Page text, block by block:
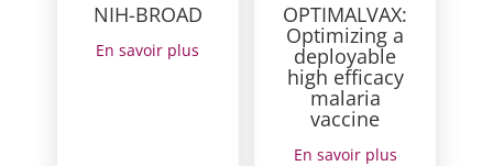
NIH-BROAD
En savoir plus
OPTIMALVAX:
Optimizing a
deployable
high efficacy
malaria
vaccine
En savoir plus